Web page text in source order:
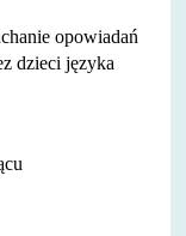
opowiadań
dzieci języka